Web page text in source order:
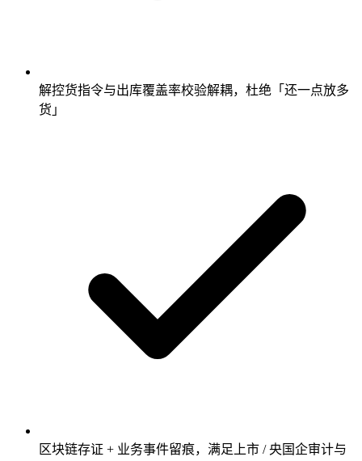
解控货指令与出库覆盖率校验解耦，杜绝「还一点放多
货」
区块链存证 + 业务事件留痕，满足上市 / 央国企审计与